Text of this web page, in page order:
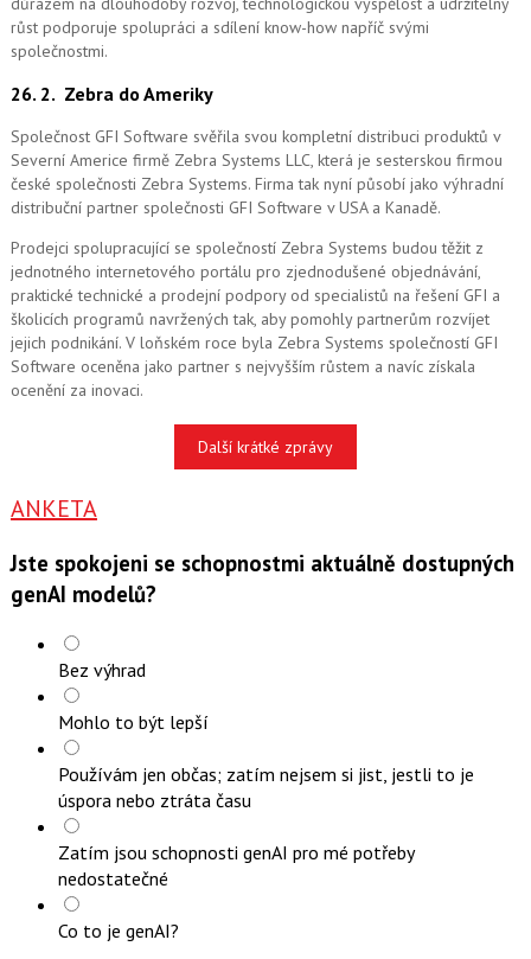
růst podporuje spolupráci a sdílení know-how napříč svými
společnostmi.
26. 2. Zebra do Ameriky
Společnost GFI Software svěřila svou kompletní distribuci produktů v
Severní Americe firmě Zebra Systems LLC, která je sesterskou firmou
české společnosti Zebra Systems. Firma tak nyní působí jako výhradní
distribuční partner společnosti GFI Software v USA a Kanadě.
Prodejci spolupracující se společností Zebra Systems budou těžit z
jednotného internetového portálu pro zjednodušené objednávání,
praktické technické a prodejní podpory od specialistů na řešení GFI a
školicích programů navržených tak, aby pomohly partnerům rozvíjet
jejich podnikání. V loňském roce byla Zebra Systems společností GFI
Software oceněna jako partner s nejvyšším růstem a navíc získala
ocenění za inovaci.
Další krátké zprávy
ANKETA
Jste spokojeni se schopnostmi aktuálně dostupných
genAI modelů?
Bez výhrad
Mohlo to být lepší
Používám jen občas; zatím nejsem si jist, jestli to je
úspora nebo ztráta času
Zatím jsou schopnosti genAI pro mé potřeby
nedostatečné
Co to je genAI?